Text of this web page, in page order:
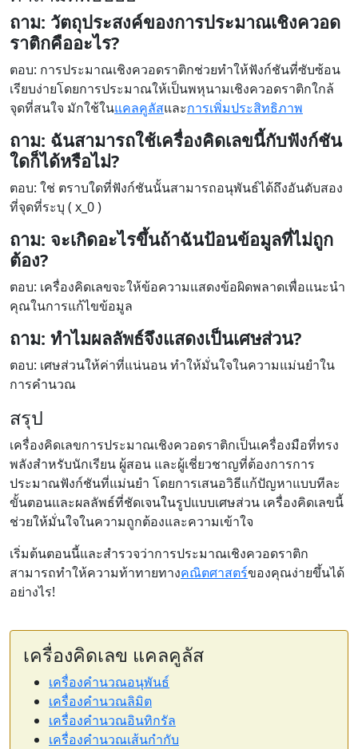
ถาม: วัตถุประสงค์ของการประมาณเชิงควอด
ราติกคืออะไร?
ตอบ: การประมาณเชิงควอดราติกช่วยทำให้ฟังก์ชันที่ซับซ้อน
เรียบง่ายโดยการประมาณให้เป็นพหุนามเชิงควอดราติกใกล้
จุดที่สนใจ มักใช้ในแคลคูลัสและการเพิ่มประสิทธิภาพ
ถาม: ฉันสามารถใช้เครื่องคิดเลขนี้กับฟังก์ชัน
ใดก็ได้หรือไม่?
ตอบ: ใช่ ตราบใดที่ฟังก์ชันนั้นสามารถอนุพันธ์ได้ถึงอันดับสอง
ที่จุดที่ระบุ ( x_0 )
ถาม: จะเกิดอะไรขึ้นถ้าฉันป้อนข้อมูลที่ไม่ถูก
ต้อง?
ตอบ: เครื่องคิดเลขจะให้ข้อความแสดงข้อผิดพลาดเพื่อแนะนำ
คุณในการแก้ไขข้อมูล
ถาม: ทำไมผลลัพธ์จึงแสดงเป็นเศษส่วน?
ตอบ: เศษส่วนให้ค่าที่แน่นอน ทำให้มั่นใจในความแม่นยำใน
การคำนวณ
สรุป
เครื่องคิดเลขการประมาณเชิงควอดราติกเป็นเครื่องมือที่ทรง
พลังสำหรับนักเรียน ผู้สอน และผู้เชี่ยวชาญที่ต้องการการ
ประมาณฟังก์ชันที่แม่นยำ โดยการเสนอวิธีแก้ปัญหาแบบทีละ
ขั้นตอนและผลลัพธ์ที่ชัดเจนในรูปแบบเศษส่วน เครื่องคิดเลขนี้
ช่วยให้มั่นใจในความถูกต้องและความเข้าใจ
เริ่มต้นตอนนี้และสำรวจว่าการประมาณเชิงควอดราติก
สามารถทำให้ความท้าทายทางคณิตศาสตร์ของคุณง่ายขึ้นได้
อย่างไร!
เครื่องคิดเลข แคลคูลัส
เครื่องคำนวณอนุพันธ์
เครื่องคำนวณลิมิต
เครื่องคำนวณอินทิกรัล
เครื่องคำนวณเส้นกำกับ